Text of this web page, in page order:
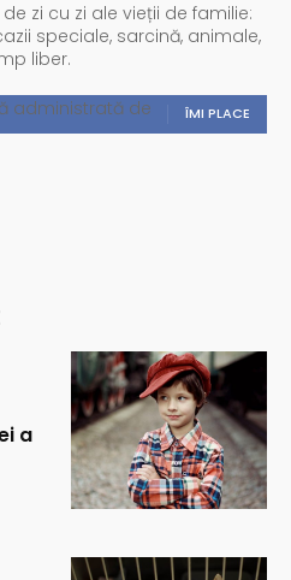
zi cu zi ale vieții de familie:
speciale, sarcină, animale,
liber.
ÎMI PLACE
administrată de
a